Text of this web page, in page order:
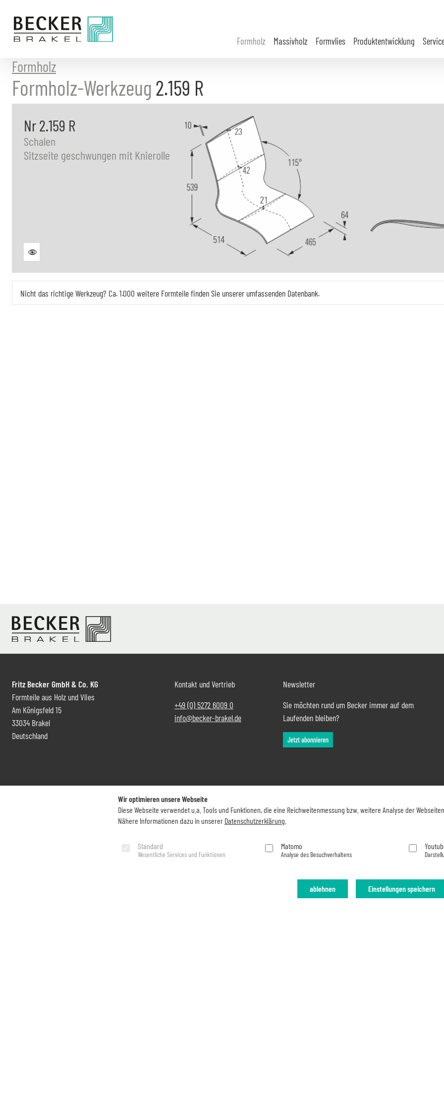
Inhalt
Formholz Massivholz Formvlies Produktentwicklung
Formholz
Formholz-Werkzeug 2.159 R
Nr 2.159 R
Schalen
Sitzseite geschwungen mit Knierolle
Nicht das richtige Werkzeug? Ca. 1.000 weitere Formteile finden Sie unserer umfassenden Datenbank.
Fritz Becker GmbH & Co. KG
Formteile aus Holz und Vlies
Am Königsfeld 15
33034 Brakel
Deutschland
Kontakt und Vertrieb
+49 (0) 5272 6009 0
info@becker-brakel.de
Newsletter
Sie möchten rund um Becker immer auf dem
Laufenden bleiben?
Jetzt abonnieren
Wir optimieren unsere Webseite
Diese Webseite verwendet u.a. Tools und Funktionen, die eine Reichweitenmessung bzw. weitere Analyse der
Nähere Informationen dazu in unserer Datenschutzerklärung
Standard
Wesentliche Services und Funktionen
Matomo
Analyse des Besuchverhaltens
Einstellungen speichern
ablehnen